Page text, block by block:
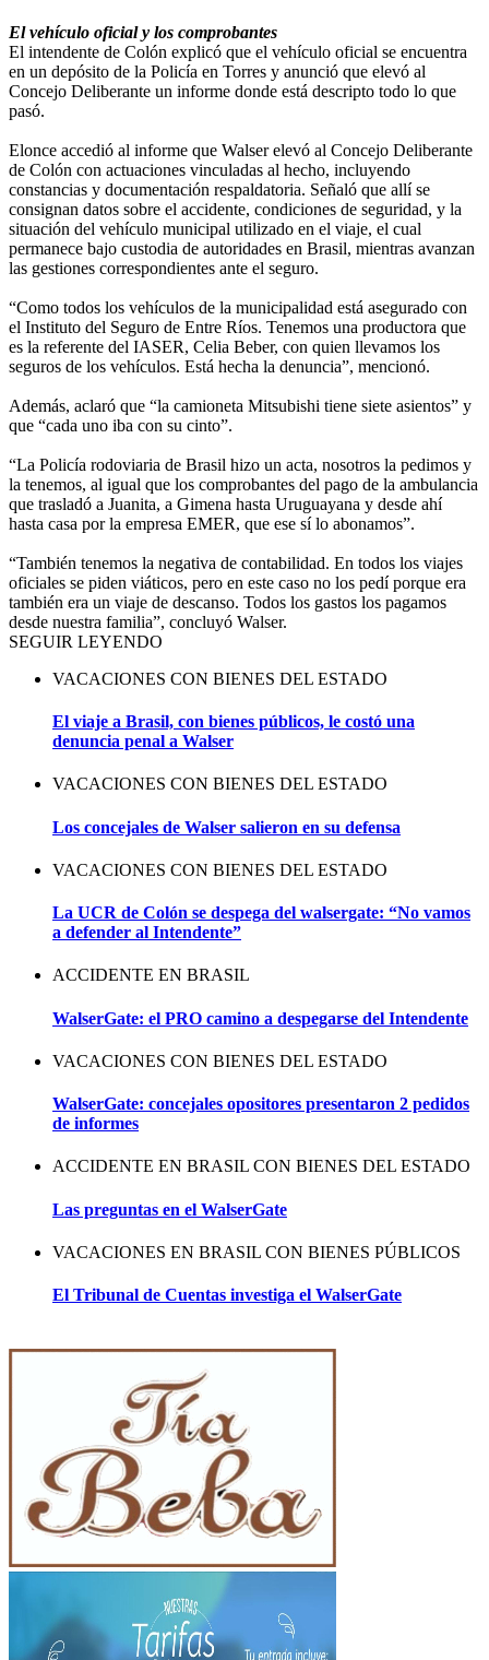
El vehículo oficial y los comprobantes
El intendente de Colón explicó que el vehículo oficial se encuentra
en un depósito de la Policía en Torres y anunció que elevó al
Concejo Deliberante un informe donde está descripto todo lo que
pasó.
Elonce accedió al informe que Walser elevó al Concejo Deliberante
de Colón con actuaciones vinculadas al hecho, incluyendo
constancias y documentación respaldatoria. Señaló que allí se
consignan datos sobre el accidente, condiciones de seguridad, y la
situación del vehículo municipal utilizado en el viaje, el cual
permanece bajo custodia de autoridades en Brasil, mientras avanzan
las gestiones correspondientes ante el seguro.
“Como todos los vehículos de la municipalidad está asegurado con
el Instituto del Seguro de Entre Ríos. Tenemos una productora que
es la referente del IASER, Celia Beber, con quien llevamos los
seguros de los vehículos. Está hecha la denuncia”, mencionó.
Además, aclaró que “la camioneta Mitsubishi tiene siete asientos” y
que “cada uno iba con su cinto”.
“La Policía rodoviaria de Brasil hizo un acta, nosotros la pedimos y
la tenemos, al igual que los comprobantes del pago de la ambulancia
que trasladó a Juanita, a Gimena hasta Uruguayana y desde ahí
hasta casa por la empresa EMER, que ese sí lo abonamos”.
“También tenemos la negativa de contabilidad. En todos los viajes
oficiales se piden viáticos, pero en este caso no los pedí porque era
también era un viaje de descanso. Todos los gastos los pagamos
desde nuestra familia”, concluyó Walser.
SEGUIR LEYENDO
VACACIONES CON BIENES DEL ESTADO
El viaje a Brasil, con bienes públicos, le costó una
denuncia penal a Walser
VACACIONES CON BIENES DEL ESTADO
Los concejales de Walser salieron en su defensa
VACACIONES CON BIENES DEL ESTADO
La UCR de Colón se despega del walsergate: “No vamos
a defender al Intendente”
ACCIDENTE EN BRASIL
WalserGate: el PRO camino a despegarse del Intendente
VACACIONES CON BIENES DEL ESTADO
WalserGate: concejales opositores presentaron 2 pedidos
de informes
ACCIDENTE EN BRASIL CON BIENES DEL ESTADO
Las preguntas en el WalserGate
VACACIONES EN BRASIL CON BIENES PÚBLICOS
El Tribunal de Cuentas investiga el WalserGate